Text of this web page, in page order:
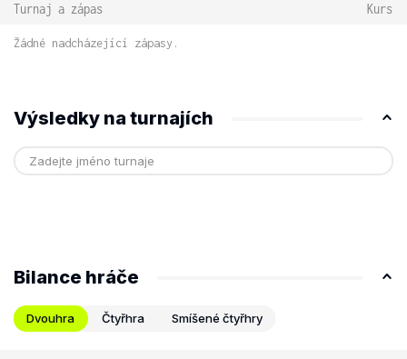
Turnaj a zápas Kurs
Žádné nadcházející zápasy.
Výsledky na turnajích
Bilance hráče
Dvouhra Čtyřhra Smíšené čtyřhry